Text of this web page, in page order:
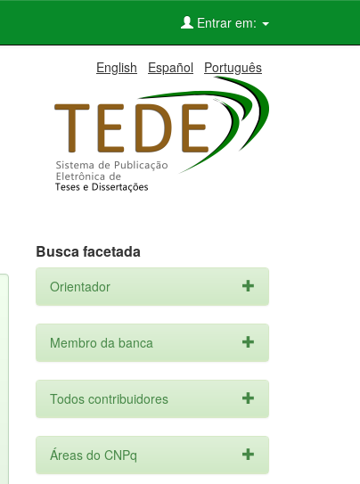
Entrar em:
English Español Português
Busca facetada
Orientador
Membro da banca
Todos contribuidores
Áreas do CNPq